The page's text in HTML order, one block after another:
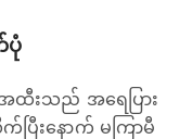
ပုံ
းသည် အရေပြား
ပြီးနောက် မကြာမီ